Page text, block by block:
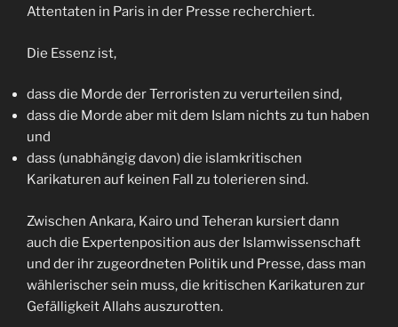
Attentaten in Paris in der Presse recherchiert.
Die Essenz ist,
dass die Morde der Terroristen zu verurteilen sind,
dass die Morde aber mit dem Islam nichts zu tun haben
und
dass (unabhängig davon) die islamkritischen
Karikaturen auf keinen Fall zu tolerieren sind.
Zwischen Ankara, Kairo und Teheran kursiert dann
auch die Expertenposition aus der Islamwissenschaft
und der ihr zugeordneten Politik und Presse, dass man
wählerischer sein muss, die kritischen Karikaturen zur
Gefälligkeit Allahs auszurotten.